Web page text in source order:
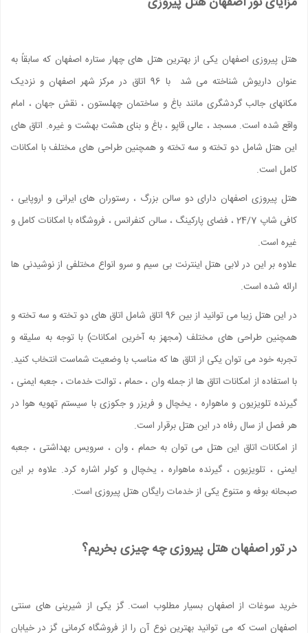
هتل پیروزی اصفهان یکی از بهترین هتل های چهار ستاره اصفهان که سابقاً به
عنوان داریوش شناخته می شد با 96 اتاق در مرکز شهر اصفهان و نزدیک
مکانهای جالب گردشگری مانند باغ و ساختمان چهلستون ، نقش جهان ، امام
واقع شده است. مسجد ، عالی قاپو ، باغ و بنای هشت بهشت ​​و غیره. اتاق های
این هتل شامل دو تخته و سه تخته و همچنین طراحی های مختلف با امکانات
کامل است.
هتل پیروزی اصفهان دارای دو سالن بزرگ ، رستوران های ایرانی و اروپایی ،
کافی شاپ 24/7 ، فضای پارکینگ ، سالن کنفرانس ، فروشگاه با امکانات کامل و
غیره است.
علاوه بر این در لابی هتل اینترنت بی سیم و سرو انواع مختلفی از نوشیدنی ها
ارائه شده است.
در این هتل زیبا می توانید از بین 96 اتاق شامل اتاق های دو تخته و سه تخته و
همچنین طراحی های مختلف (مجهز به آخرین امکانات) با توجه به سلیقه و
تجربه خود می توان یکی از اتاق ها که مناسب با وضعیت شماست انتخاب کنید.
با استفاده از امکانات اتاق ها از جمله وان ، حمام ، توالت خدمات ، جعبه ایمنی ،
گیرنده تلویزیون و ماهواره ، یخچال و فریزر و جکوزی با سیستم تهویه هوا در
هر فصل از سال رفاه در این هتل برقرار است.
از امکانات اتاق این هتل می توان به حمام ، وان ، سرویس بهداشتی ، جعبه
ایمنی ، تلویزیون ، گیرنده ماهواره ، یخچال و کولر اشاره کرد. علاوه بر این
صبحانه بوفه و متنوع یکی از خدمات رایگان هتل پیروزی است.
در تور اصفهان هتل پیروزی چه چیزی بخریم؟
خرید سوغات از اصفهان بسیار مطلوب است. گز یکی از شیرینی های سنتی
اصفهان است که می توانید بهترین نوع آن را از فروشگاه کرمانی گز در خیابان